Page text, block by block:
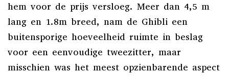
hem voor de prijs versloeg. Meer dan 4,5 m
lang en 1.8m breed, nam de Ghibli een
buitensporige hoeveelheid ruimte in beslag
voor een eenvoudige tweezitter, maar
misschien was het meest opzienbarende aspect